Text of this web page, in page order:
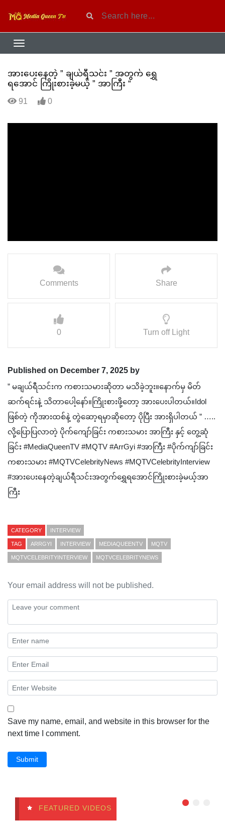
အားပေးနေတဲ့ ” ချယ်ရီသင်း ” အတွက် ရွှေ
ရအောင် ကြိုးစားခဲ့မယ့် ” အာကြီး “
91 0
Comments Share
0 Turn off Light
Published on December 7, 2025 by
” မချယ်ရီသင်းက ကစားသမားဆိုတာ မသိခဲ့ဘူး။နောက်မှ မိတ်
ဆက်ရင်းနဲ့ သိတာပေါ့နော်။ကြိုးစားဖို့တော့ အားပေးပါတယ်။Idol
ဖြစ်တဲ့ ကိုအားထစ်နဲ့ တွဲဆော့ရမှာဆိုတော့ ပိုပြီး အားရှိပါတယ် ” …..
လို့ပြောပြလာတဲ့ ပိုက်ကျော်ခြင်း ကစားသမား အာကြီး နှင့် တွေ့ဆုံ
ခြင်း #MediaQueenTV #MQTV #ArrGyi #အာကြီး #ပိုက်ကျာ်ခြင်း
ကစားသမား #MQTVCelebrityNews #MQTVCelebrityInterview
#အားပေးနေတဲ့ချယ်ရီသင်းအတွက်ရွှေရအောင်ကြိုးစားခဲ့မယ့်အာ
ကြီး
CATEGORY INTERVIEW
TAG ARRGYI INTERVIEW MEDIAQUEENTV MQTV
MQTVCELEBRITYINTERVIEW MQTVCELEBRITYNEWS
Your email address will not be published.
Save my name, email, and website in this browser for the
next time I comment.
Submit
FEATURED VIDEOS